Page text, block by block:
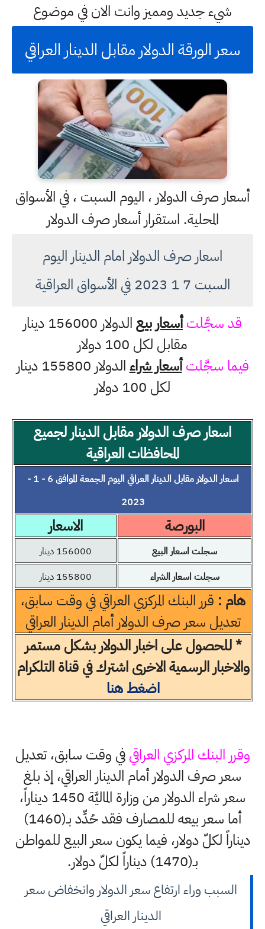
شيء جديد ومميز وانت الان في موضوع
سعر الورقة الدولار مقابل الدينار العراقي
أسعار صرف الدولار ، اليوم السبت ، في الأسواق
المحلية. استقرار أسعار صرف الدولار
اسعار صرف الدولار امام الدينار اليوم
السبت 7 1 2023 في الأسواق العراقية
قد سجَّلتأسعار بيع
الدولار 156000 دينار
مقابل لكل 100 دولار
فيما سجَّلت أسعار شراء
الدولار 155800 دينار
لكل 100 دولار
اسعار صرف الدولار مقابل الدينار لجميع
المحافظات العراقية
اسعار الدولار مقابل الدينار العراقي اليوم الجمعة الموافق 6 - 1 -
2023
البورصة الاسعار
سجلت اسعار البيع
156000 دينار
سجلت اسعار الشراء
155800 دينار
هام : قرر البنك المركزي العراقي في وقت سابق،
تعديل سعر صرف الدولار أمام الدينار العراقي
* للحصول على اخبار الدولار بشكل مستمر
والاخبار الرسمية الاخرى اشترك في قناة التلكرام
اضغط هنا
وقرر البنك المركزي العراقيفي وقت سابق، تعديل
سعر صرف الدولار أمام الدينار العراقي، إذ بلغ
سعر شراء الدولار من وزارة الماليَّة 1450 ديناراً،
أما سعر بيعه للمصارف فقد حُدِّد بـ(1460)
ديناراً لكلّ دولار، فيما يكون سعر البيع للمواطن
بـ(1470) ديناراً لكلّ دولار.
السبب وراء ارتفاع سعر الدولار وانخفاض سعر
الدينار العراقي